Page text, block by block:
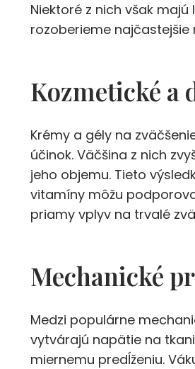
Niektoré z nich však
rozoberieme
Kozmetické a
Krémy a gély na
účinok. Väčšina z nich
jeho objemu. Tieto
vitamíny môžu
priamy vplyv na trvalé
Mechanické
Medzi populárne
vytvárajú napätie na
miernemu predĺženiu.